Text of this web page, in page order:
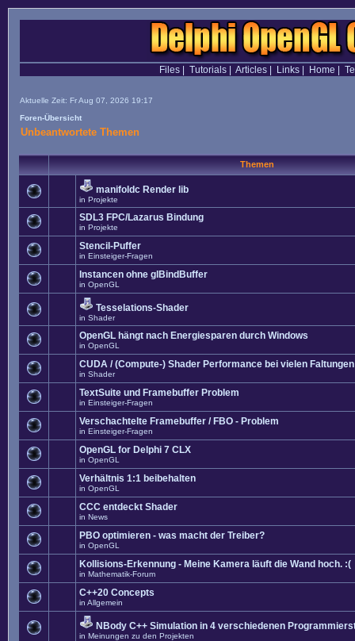
Files| Tutorials| Articles| Links| Home
Aktuelle Zeit: Fr Aug 07, 2026 19:17
Foren-Übersicht
Unbeantwortete Themen
Themen
manifoldc Render lib
in Projekte
SDL3 FPC/Lazarus Bindung
in Projekte
Stencil-Puffer
in Einsteiger-Fragen
Instancen ohne glBindBuffer
in OpenGL
Tesselations-Shader
in Shader
OpenGL hängt nach Energiesparen durch Windows
in OpenGL
CUDA / (Compute-) Shader Performance bei vielen Faltungen
in Shader
TextSuite und Framebuffer Problem
in Einsteiger-Fragen
Verschachtelte Framebuffer / FBO - Problem
in Einsteiger-Fragen
OpenGL for Delphi 7 CLX
in OpenGL
Verhältnis 1:1 beibehalten
in OpenGL
CCC entdeckt Shader
in News
PBO optimieren - was macht der Treiber?
in OpenGL
Kollisions-Erkennung - Meine Kamera läuft die Wand hoch. :(
in Mathematik-Forum
C++20 Concepts
in Allgemein
NBody C++ Simulation in 4 verschiedenen
in Meinungen zu den Projekten